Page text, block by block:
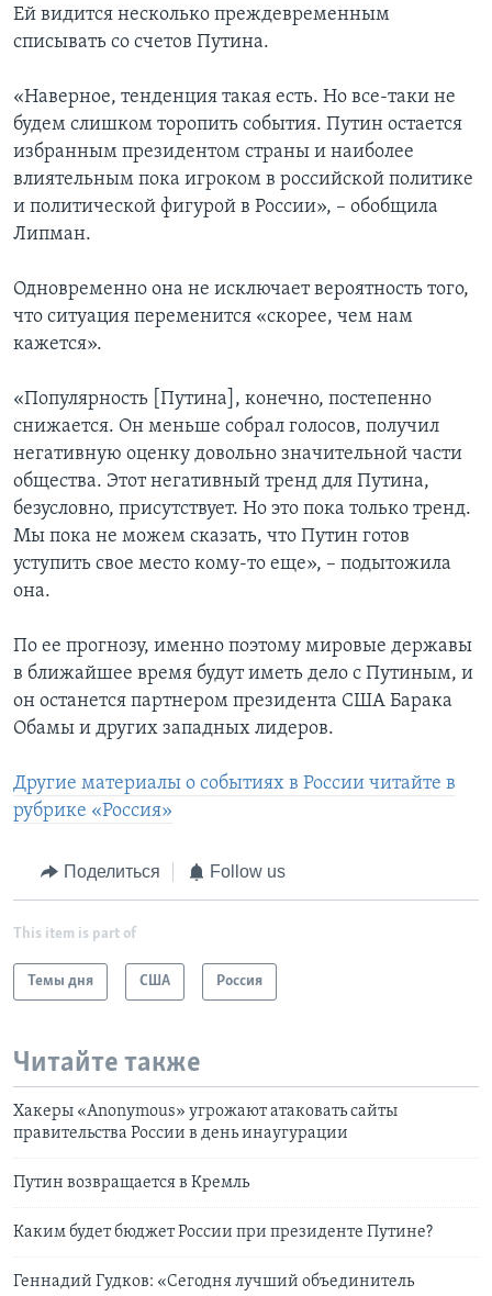
Ей видится несколько преждевременным
списывать со счетов Путина.
«Наверное, тенденция такая есть. Но все-таки не
будем слишком торопить события. Путин остается
избранным президентом страны и наиболее
влиятельным пока игроком в российской политике
и политической фигурой в России», – обобщила
Липман.
Одновременно она не исключает вероятность того,
что ситуация переменится «скорее, чем нам
кажется».
«Популярность [Путина], конечно, постепенно
снижается. Он меньше собрал голосов, получил
негативную оценку довольно значительной части
общества. Этот негативный тренд для Путина,
безусловно, присутствует. Но это пока только тренд.
Мы пока не можем сказать, что Путин готов
уступить свое место кому-то еще», – подытожила
она.
По ее прогнозу, именно поэтому мировые державы
в ближайшее время будут иметь дело с Путиным, и
он останется партнером президента США Барака
Обамы и других западных лидеров.
Другие материалы о событиях в России читайте в
рубрике «Россия»
Поделиться Follow us
This item is part of
Темы дня США Россия
Читайте также
Хакеры «Anonymous» угрожают атаковать сайты
правительства России в день инаугурации
Путин возвращается в Кремль
Каким будет бюджет России при президенте Путине?
Геннадий Гудков: «Сегодня лучший объединитель